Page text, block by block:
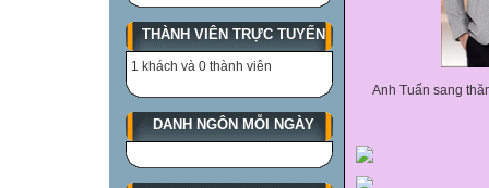
THÀNH VIÊN TRỰC TUYẾN
1 khách và 0 thành viên
DANH NGÔN MỖI NGÀY
Anh Tuấn sang